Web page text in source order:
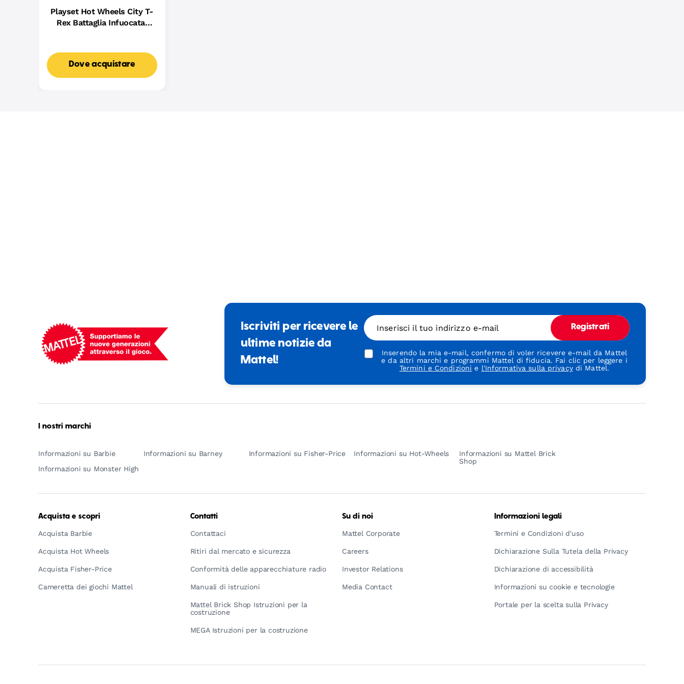
Playset Hot Wheels City T-
Rex Battaglia Infuocata,
Dove acquistare
Iscriviti per ricevere le
ultime notizie da
Mattel!
Inserisci il tuo indirizzo e-mail Registrati
Inserendo la mia e-mail, confermo di voler ricevere e-mail da Mattel
e da altri marchi e programmi Mattel di fiducia. Fai clic per leggere i
Termini e Condizioni e l'Informativa sulla privacydi Mattel.
I nostri marchi
Informazioni su Barbie Informazioni su Barney Informazioni su Fisher-Price Informazioni su Hot-Wheels
Informazioni su Mattel Brick
Shop
Informazioni su Monster High
Acquista e scopri
Acquista Barbie
Acquista Hot Wheels
Acquista Fisher-Price
Cameretta dei giochi Mattel
Contatti
Contattaci
Ritiri dal mercato e sicurezza
Conformità delle apparecchiature radio
Manuali di istruzioni
Mattel Brick Shop Istruzioni per la
costruzione
MEGA Istruzioni per la costruzione
Su di noi
Mattel Corporate
Careers
Investor Relations
Media Contact
Informazioni legali
Termini e Condizioni d'uso
Dichiarazione Sulla Tutela della Privacy
Dichiarazione di accessibilità
Informazioni su cookie e tecnologie
Portale per la scelta sulla Privacy